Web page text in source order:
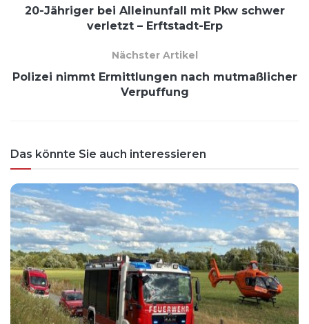
20-Jähriger bei Alleinunfall mit Pkw schwer
verletzt – Erftstadt-Erp
Nächster Artikel
Polizei nimmt Ermittlungen nach mutmaßlicher
Verpuffung
Das könnte Sie auch interessieren